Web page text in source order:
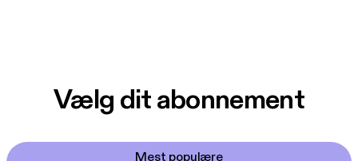
Vælg dit abonnement
Mest populære